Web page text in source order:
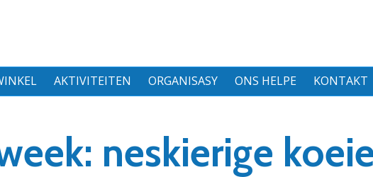
AKTIVITEITEN ORGANISASY ONS HELPE KONTAKT
neskierige